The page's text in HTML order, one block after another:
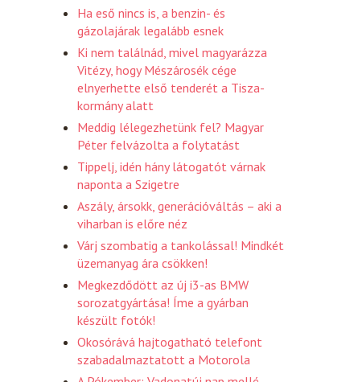
Ha eső nincs is, a benzin- és
gázolajárak legalább esnek
Ki nem találnád, mivel magyarázza
Vitézy, hogy Mészárosék cége
elnyerhette első tenderét a Tisza-
kormány alatt
Meddig lélegezhetünk fel? Magyar
Péter felvázolta a folytatást
Tippelj, idén hány látogatót várnak
naponta a Szigetre
Aszály, ársokk, generációváltás – aki a
viharban is előre néz
Várj szombatig a tankolással! Mindkét
üzemanyag ára csökken!
Megkezdődött az új i3-as BMW
sorozatgyártása! Íme a gyárban
készült fotók!
Okosórává hajtogatható telefont
szabadalmaztatott a Motorola